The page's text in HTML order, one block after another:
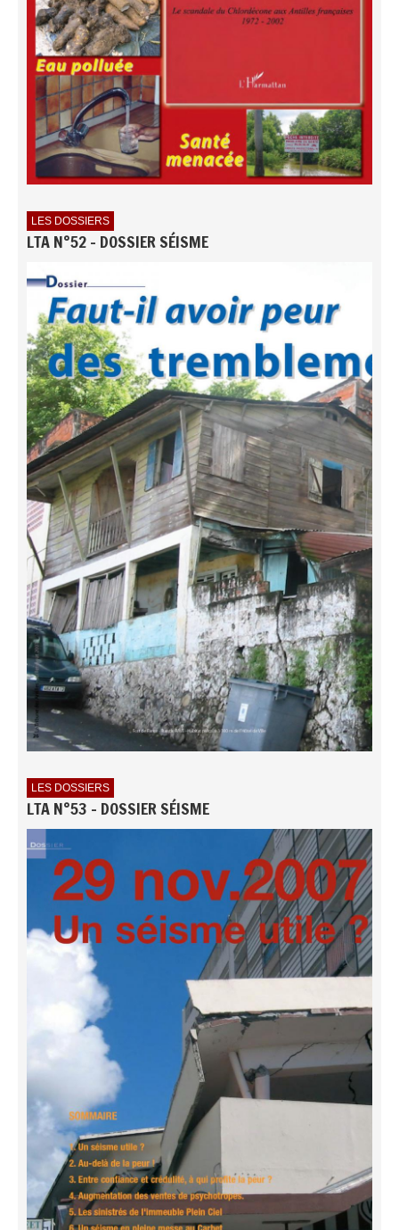
LES DOSSIERS
LTA N°52 - DOSSIER SÉISME
LES DOSSIERS
LTA N°53 - DOSSIER SÉISME